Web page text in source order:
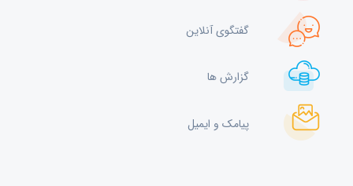
گفتگوی آنلاین
گزارش ها
پیامک و ایمیل